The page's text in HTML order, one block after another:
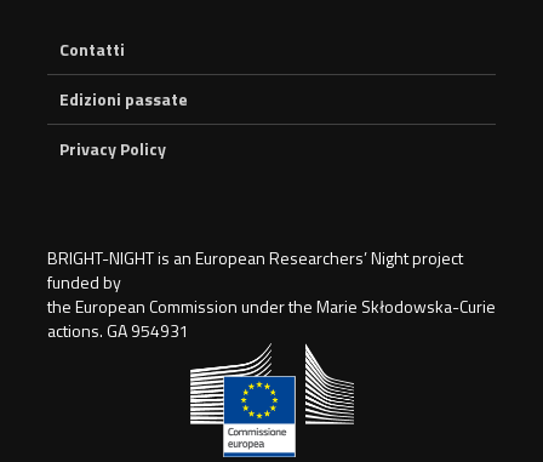
Contatti
Edizioni passate
Privacy Policy
BRIGHT-NIGHT is an European Researchers’ Night project
funded by
the European Commission under the Marie Skłodowska-Curie
actions. GA 954931